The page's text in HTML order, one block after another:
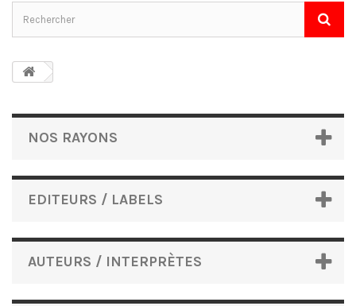
NOS RAYONS
EDITEURS / LABELS
AUTEURS / INTERPRÈTES